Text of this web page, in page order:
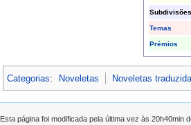
Subdivisões
Temas
Prémios
Categorias: Noveletas Noveletas
Esta página foi modificada pela última vez às 20h40min